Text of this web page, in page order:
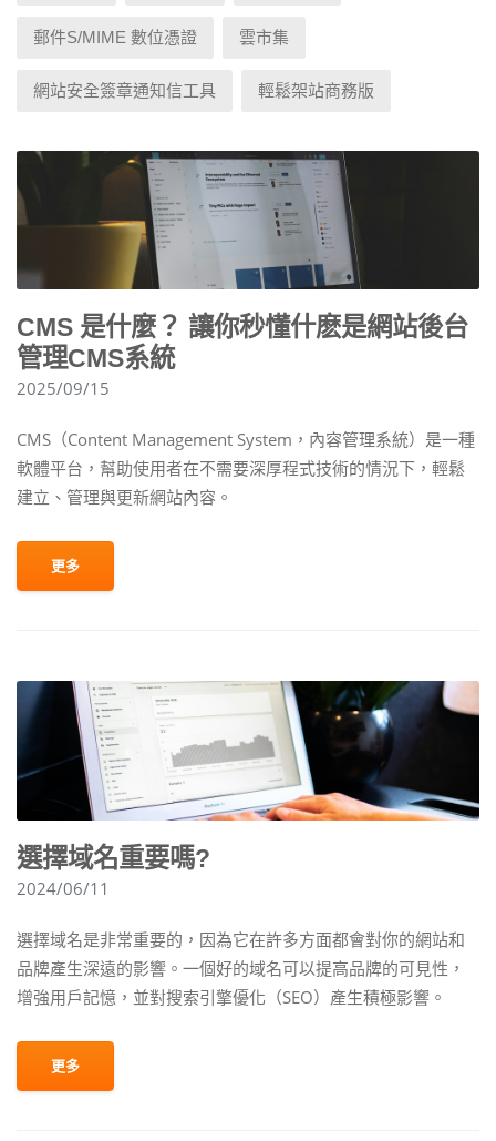
郵件S/MIME 數位憑證 雲市集
網站安全簽章通知信工具 輕鬆架站商務版
CMS 是什麼？ 讓你秒懂什麽是網站後台
管理CMS系統
2025/09/15
CMS（Content Management System，內容管理系統）是一種
軟體平台，幫助使用者在不需要深厚程式技術的情況下，輕鬆
建立、管理與更新網站內容。
更多
選擇域名重要嗎?
2024/06/11
選擇域名是非常重要的，因為它在許多方面都會對你的網站和
品牌產生深遠的影響。一個好的域名可以提高品牌的可見性，
增強用戶記憶，並對搜索引擎優化（SEO）產生積極影響。
更多